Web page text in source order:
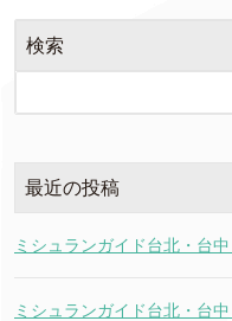
検索
最近の投稿
ミシュランガイド台北・台
ミシュランガイド台北・台